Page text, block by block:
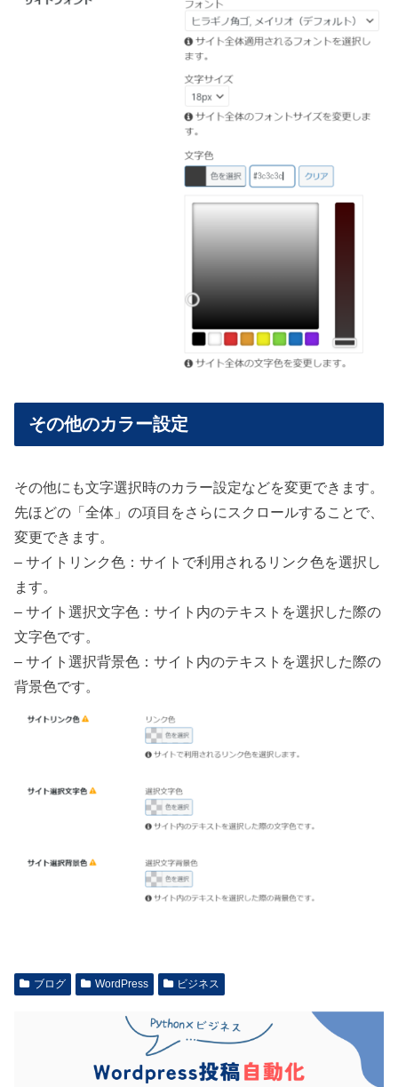
その他のカラー設定
その他にも文字選択時のカラー設定などを変更できます。
先ほどの「全体」の項目をさらにスクロールすることで、
変更できます。
– サイトリンク色：サイトで利用されるリンク色を選択し
ます。
– サイト選択文字色：サイト内のテキストを選択した際の
文字色です。
– サイト選択背景色：サイト内のテキストを選択した際の
背景色です。
ブログ WordPress ビジネス